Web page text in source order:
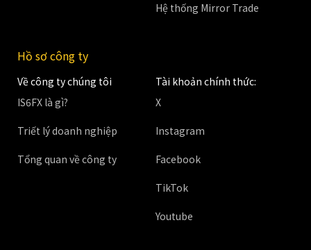
Hệ thống Mirror Trade
Hồ sơ công ty
Về công ty chúng tôi
IS6FX là gì?
Triết lý doanh nghiệp
Tổng quan về công ty
Tài khoản chính thức:
X
Instagram
Facebook
TikTok
Youtube